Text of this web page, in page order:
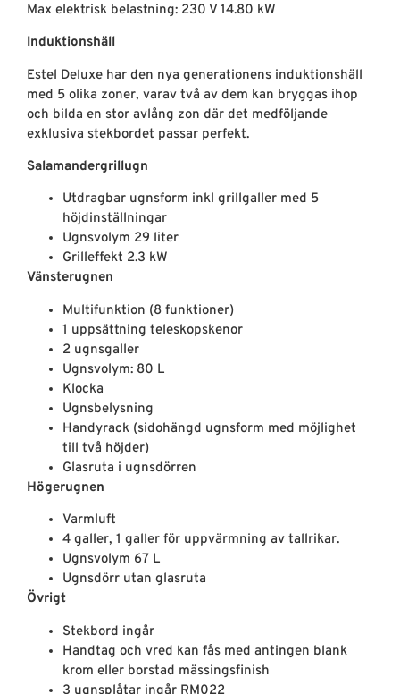
Max elektrisk belastning: 230 V 14.80 kW
Induktionshäll
Estel Deluxe har den nya generationens induktionshäll
med 5 olika zoner, varav två av dem kan bryggas ihop
och bilda en stor avlång zon där det medföljande
exklusiva stekbordet passar perfekt.
Salamandergrillugn
Utdragbar ugnsform inkl grillgaller med 5
höjdinställningar
Ugnsvolym 29 liter
Grilleffekt 2.3 kW
Vänsterugnen
Multifunktion (8 funktioner)
1 uppsättning teleskopskenor
2 ugnsgaller
Ugnsvolym: 80 L
Klocka
Ugnsbelysning
Handyrack (sidohängd ugnsform med möjlighet
till två höjder)
Glasruta i ugnsdörren
Högerugnen
Varmluft
4 galler, 1 galler för uppvärmning av tallrikar.
Ugnsvolym 67 L
Ugnsdörr utan glasruta
Övrigt
Stekbord ingår
Handtag och vred kan fås med antingen blank
krom eller borstad mässingsfinish
3 ugnsplåtar ingår RM022